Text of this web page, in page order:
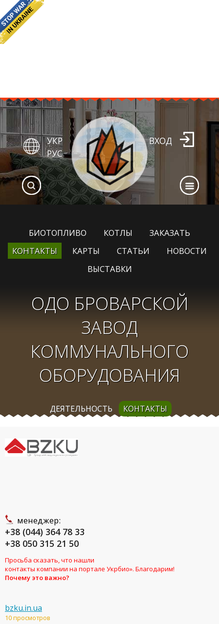
УКР
РУС
ВХОД
БИОТОПЛИВО КОТЛЫ
ЗАКАЗАТЬ
КОНТАКТЫ
КАРТЫ СТАТЬИ
НОВОСТИ
ВЫСТАВКИ
ОДО БРОВАРСКОЙ
ЗАВОД
КОММУНАЛЬНОГО
ОБОРУДОВАНИЯ
ДЕЯТЕЛЬНОСТЬ КОНТАКТЫ
менеджер:
+38 (044) 364 78 33
+38 050 315 21 50
Просьба сказать, что нашли
контакты компании на портале Укрбио». Благодарим!
Почему это важно?
bzku.in.ua
10 просмотров